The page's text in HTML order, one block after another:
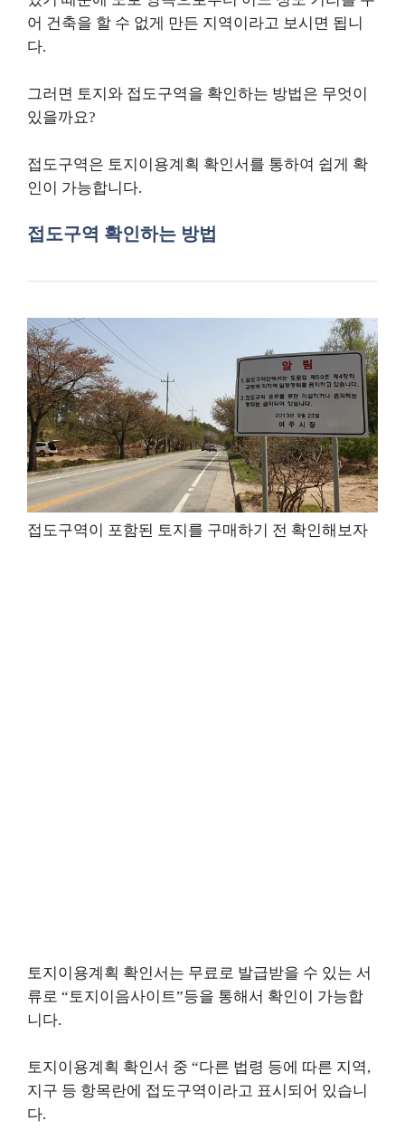
어 건축을 할 수 없게 만든 지역이라고 보시면 됩니
다.
그러면 토지와 접도구역을 확인하는 방법은 무엇이
있을까요?
접도구역은 토지이용계획 확인서를 통하여 쉽게 확
인이 가능합니다.
접도구역 확인하는 방법
접도구역이 포함된 토지를 구매하기 전 확인해보자
토지이용계획 확인서는 무료로 발급받을 수 있는 서
류로 “토지이음사이트”등을 통해서 확인이 가능합
니다.
토지이용계획 확인서 중 “다른 법령 등에 따른 지역,
지구 등 항목란에 접도구역이라고 표시되어 있습니
다.